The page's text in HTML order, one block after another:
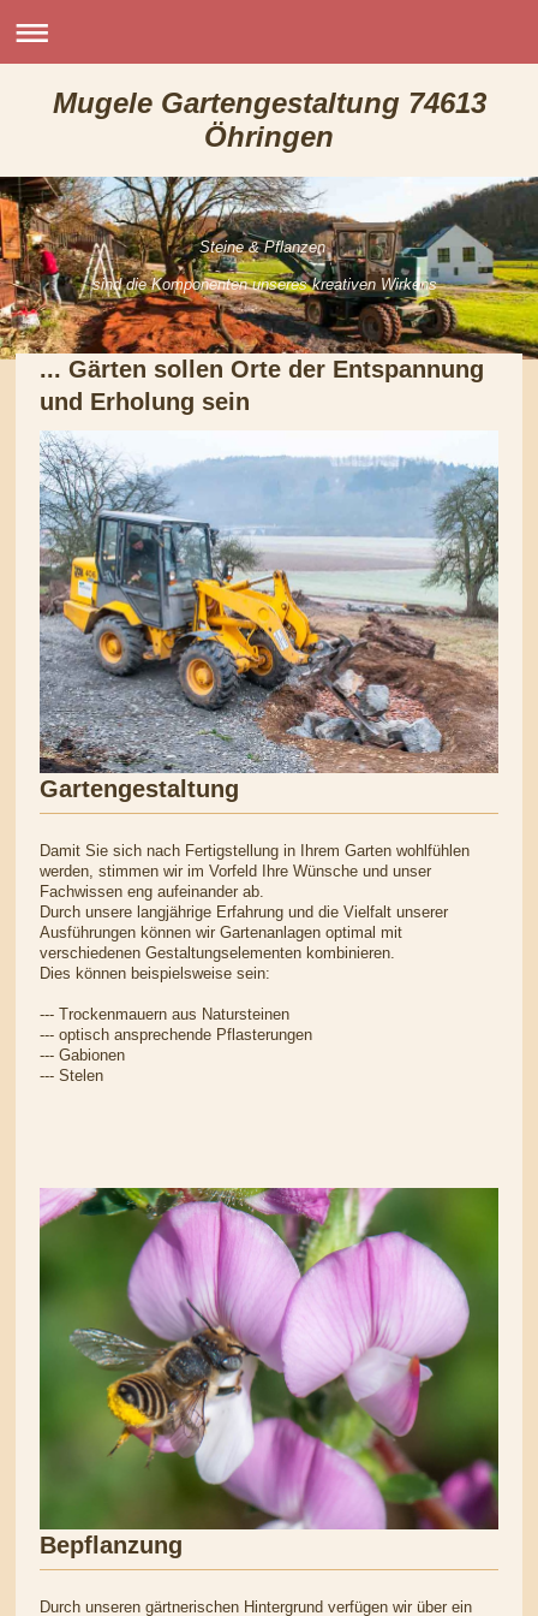
Mugele Gartengestaltung 74613
Öhringen
Steine & Pflanzen
sind die Komponenten unseres kreativen Wirkens
... Gärten sollen Orte der Entspannung
und Erholung sein
Gartengestaltung
Damit Sie sich nach Fertigstellung in Ihrem Garten wohlfühlen
werden, stimmen wir im Vorfeld Ihre Wünsche und unser
Fachwissen eng aufeinander ab.
Durch unsere langjährige Erfahrung und die Vielfalt unserer
Ausführungen können wir Gartenanlagen optimal mit
verschiedenen Gestaltungselementen kombinieren.
Dies können beispielsweise sein:
--- Trockenmauern aus Natursteinen
--- optisch ansprechende Pflasterungen
--- Gabionen
--- Stelen
Bepflanzung
Durch unseren gärtnerischen Hintergrund verfügen wir über ein